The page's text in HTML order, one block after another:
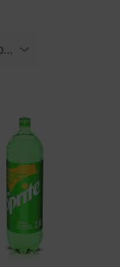
Sortare implicită